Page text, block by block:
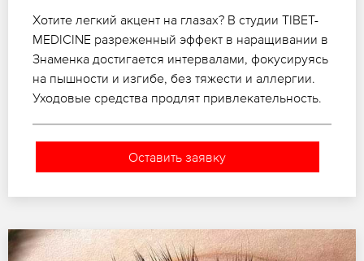
Хотите легкий акцент на глазах? В студии TIBET-
MEDICINE разреженный эффект в наращивании в
Знаменка достигается интервалами, фокусируясь
на пышности и изгибе, без тяжести и аллергии.
Уходовые средства продлят привлекательность.
Оставить заявку